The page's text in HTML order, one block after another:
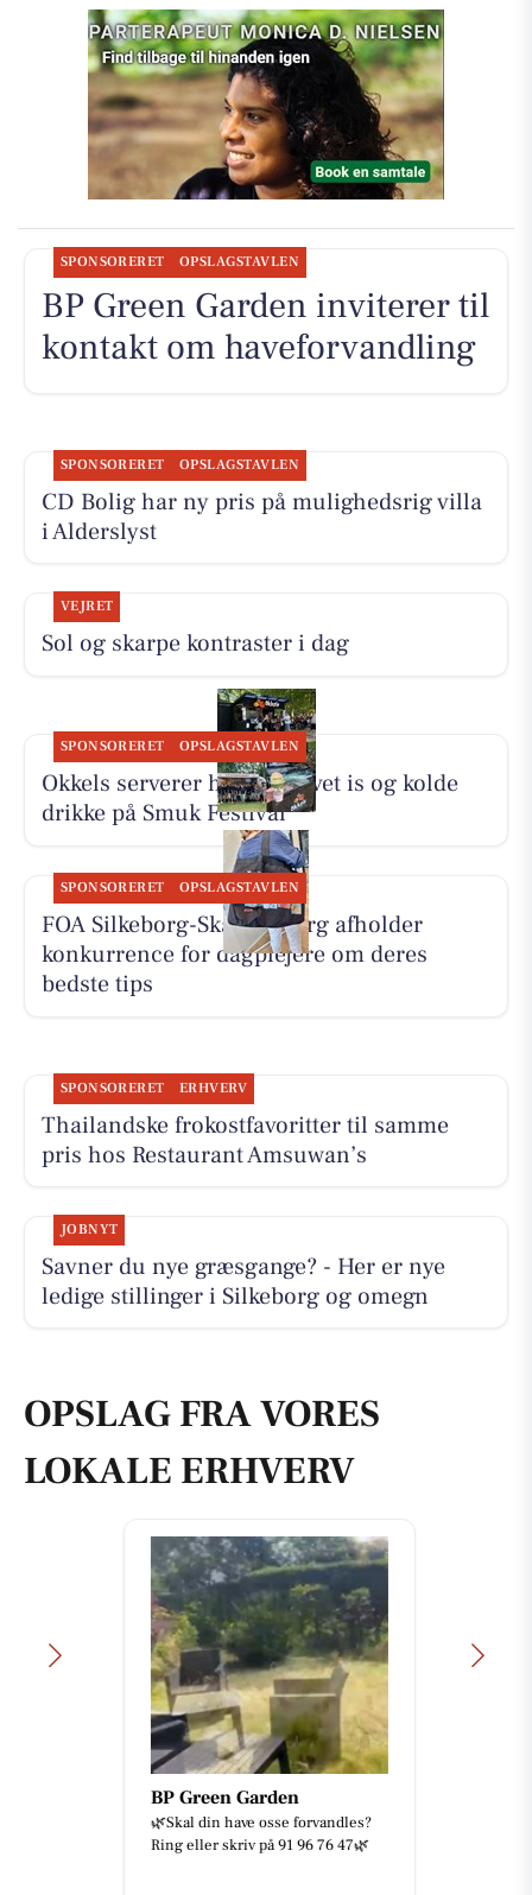
SPONSORERET OPSLAGSTAVLEN
BP Green Garden inviterer til
kontakt om haveforvandling
SPONSORERET OPSLAGSTAVLEN
CD Bolig har ny pris på mulighedsrig villa
i Alderslyst
VEJRET
Sol og skarpe kontraster i dag
SPONSORERET OPSLAGSTAVLEN
Okkels serverer hjemmelavet is og kolde
drikke på Smuk Festival
SPONSORERET OPSLAGSTAVLEN
FOA Silkeborg-Skanderborg afholder
konkurrence for dagplejere om deres
bedste tips
SPONSORERET ERHVERV
Thailandske frokostfavoritter til samme
pris hos Restaurant Amsuwan’s
JOBNYT
Savner du nye græsgange? - Her er nye
ledige stillinger i Silkeborg og omegn
OPSLAG FRA VORES
LOKALE ERHVERV
BP Green Garden
🌿Skal din have osse forvandles?
Ring eller skriv på 91 96 76 47🌿